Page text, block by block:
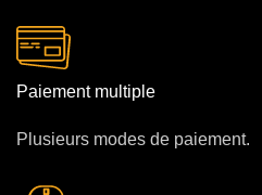
Paiement multiple
Plusieurs modes de paiement.